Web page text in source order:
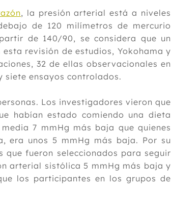
, la presión arterial está a niveles
de 120 milímetros de mercurio
de 140/90, se considera que un
revisión de estudios, Yokohama y
32 de ellas observacionales en
siete ensayos controlados.
Los investigadores vieron que
habían estado comiendo una dieta
7 mmHg más baja que quienes
era unos 5 mmHg más baja. Por su
fueron seleccionados para seguir
arterial sistólica 5 mmHg más baja y
los participantes en los grupos de